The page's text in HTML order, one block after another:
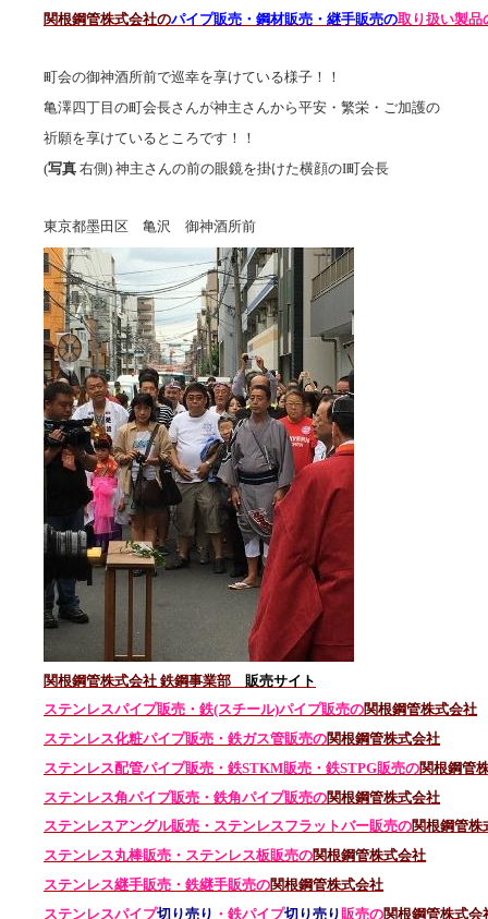
関根鋼管株式会社のパイプ販売・鋼材販売・継手販売の取り扱い製品
町会の御神酒所前で巡幸を享けている様子！！
亀澤四丁目の町会長さんが神主さんから平安・繁栄・ご加護の
祈願を享けているところです！！
(写真 右側) 神主さんの前の眼鏡を掛けた横顔のI町会長
東京都墨田区 亀沢 御神酒所前
関根鋼管株式会社 鉄鋼事業部
販売サイト
ステンレスパイプ販売・鉄(スチール)パイプ販売の関根鋼管株式会社
ステンレス化粧パイプ販売・鉄ガス管販売の関根鋼管株式会社
ステンレス配管パイプ販売・鉄STKM販売・鉄STPG販売の関根鋼管
ステンレス角パイプ販売・鉄角パイプ販売の関根鋼管株式会社
ステンレスアングル販売・ ステンレスフラットバー販売の関根鋼管株
ステンレス丸棒販売・ ステンレス板販売の関根鋼管株式会社
ステンレス継手販売・鉄継手販売の関根鋼管株式会社
ステンレスパイプ切り売り ・鉄パイプ切り売り 販売の関根鋼管株式会